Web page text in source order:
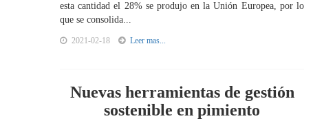
esta cantidad el 28% se produjo en la Unión Europea, por lo
que se consolida...
2021-02-18 Leer mas...
Nuevas herramientas de gestión
sostenible en pimiento